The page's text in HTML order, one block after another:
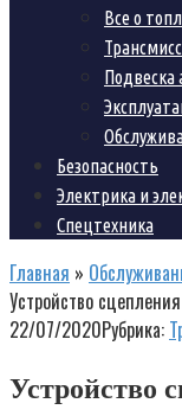
Все о
Подвеска
Безопасность
Электрика и
Спецтехника
Главная »
Устройство
22/07/2020Рубрика:
Устройство